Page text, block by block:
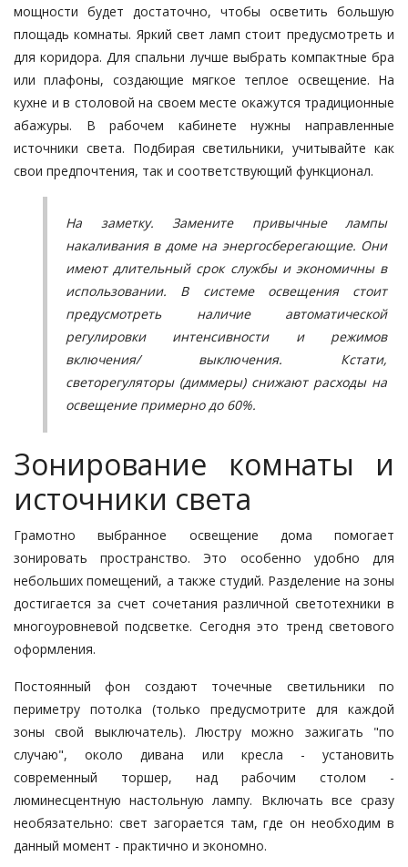
мощности будет достаточно, чтобы осветить большую
площадь комнаты. Яркий свет ламп стоит предусмотреть и
для коридора. Для спальни лучше выбрать компактные бра
или плафоны, создающие мягкое теплое освещение. На
кухне и в столовой на своем месте окажутся традиционные
абажуры. В рабочем кабинете нужны направленные
источники света. Подбирая светильники, учитывайте как
свои предпочтения, так и соответствующий функционал.
На заметку. Замените привычные лампы
накаливания в доме на энергосберегающие. Они
имеют длительный срок службы и экономичны в
использовании. В системе освещения стоит
предусмотреть наличие автоматической
регулировки интенсивности и режимов
включения/ выключения. Кстати,
светорегуляторы (диммеры) снижают расходы на
освещение примерно до 60%.
Зонирование комнаты и
источники света
Грамотно выбранное освещение дома помогает
зонировать пространство. Это особенно удобно для
небольших помещений, а также студий. Разделение на зоны
достигается за счет сочетания различной светотехники в
многоуровневой подсветке. Сегодня это тренд светового
оформления.
Постоянный фон создают точечные светильники по
периметру потолка (только предусмотрите для каждой
зоны свой выключатель). Люстру можно зажигать "по
случаю", около дивана или кресла - установить
современный торшер, над рабочим столом -
люминесцентную настольную лампу. Включать все сразу
необязательно: свет загорается там, где он необходим в
данный момент - практично и экономно.